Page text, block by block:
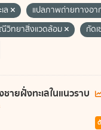
ล
แปลภาพถ่ายทางอา
วิทยาสิ่งแวดล้อม
กัดเ
ายฝั่งทะเลในแนวราบ